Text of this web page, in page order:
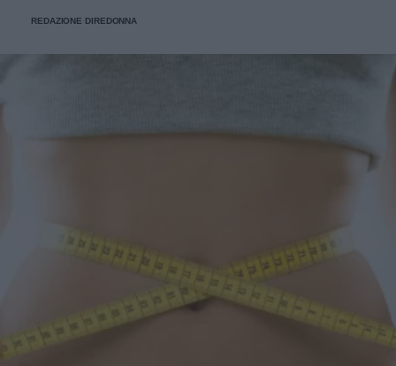
REDAZIONE DIREDONNA